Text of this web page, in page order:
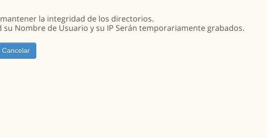
la integridad de los directorios.
su Nombre de Usuario y su IP Serán temporariamente grabados.